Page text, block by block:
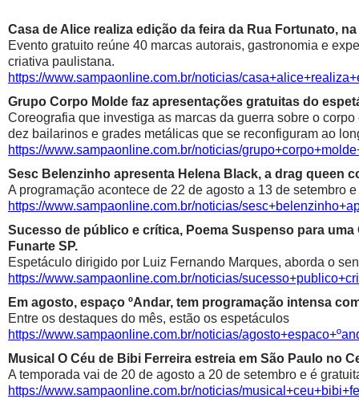
Casa de Alice realiza edição da feira da Rua Fortunato,
Evento gratuito reúne 40 marcas autorais, gastronomia e
criativa paulistana.
https://www.sampaonline.com.br/noticias/
Grupo Corpo Molde faz apresentações gratuitas do
Coreografia que investiga as marcas da guerra sobre o
dez bailarinos e grades metálicas que se reconfiguram ao
https://www.sampaonline.com.br/noticias/
Sesc Belenzinho apresenta Helena Black, a drag queen
A programação acontece de 22 de agosto a 13 de setembro
https://www.sampaonline.com.br/noticias/
Sucesso de público e crítica, Poema Suspenso para
Funarte SP.
Espetáculo dirigido por Luiz Fernando Marques, aborda o
https://www.sampaonline.com.br/noticias/
Em agosto, espaço ºAndar, tem programação intensa
Entre os destaques do mês, estão os espetáculos
https://www.sampaonline.com.br/noticias/
Musical O Céu de Bibi Ferreira estreia em São Paulo no
A temporada vai de 20 de agosto a 20 de setembro e é
https://www.sampaonline.com.br/noticias/